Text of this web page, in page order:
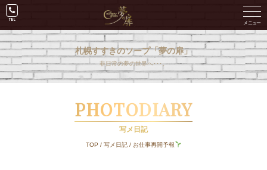
札幌すすきのソープ「夢の扉」
非日常の夢の世界へ･･･。
PHOTODIARY
写メ日記
TOP / 写メ日記/ お仕事再開予報